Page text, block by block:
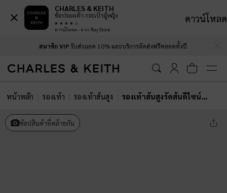
สมาชิก VIPรับส่วนลด 10% และบริการจัดส่งฟรีตลอดทั้งปี
หน้าหลัก รองเท้า รองเท้าส้นสูง รองเท้าส้นสูงรัดส้นดีไซน์หัวเเหลมเสริมส้นเมทัลลิค
ช้อปสินค้าที่คล้ายกัน
CHARLES & KEITH
ช้อปรองเท้า กระเป๋าผู้หญิง
ดาวน์โหลด - จาก Play Store
ดาวน์โหลด